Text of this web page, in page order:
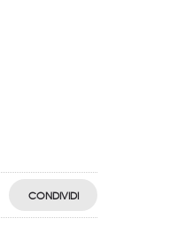
CONDIVIDI